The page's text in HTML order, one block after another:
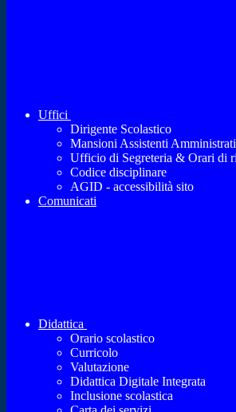
Uffici
Dirigente Scolastico
Mansioni Assistenti
Ufficio di Segreteria & Orari di
Codice disciplinare
AGID - accessibilità sito
Comunicati
Didattica
Orario scolastico
Curricolo
Valutazione
Didattica Digitale Integrata
Inclusione scolastica